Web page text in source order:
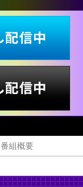
番組概要